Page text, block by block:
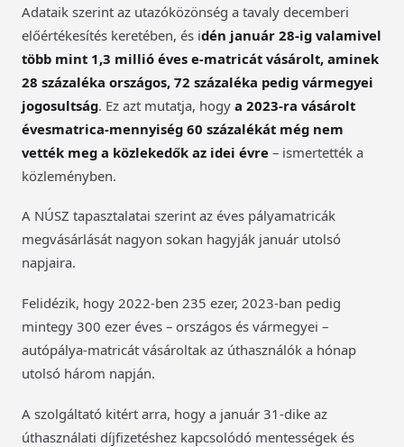
Adataik szerint az utazóközönség a tavaly decemberi
előértékesítés keretében, és idén január 28-ig valamivel
több mint 1,3 millió éves e-matricát vásárolt, aminek
28 százaléka országos, 72 százaléka pedig vármegyei
jogosultság. Ez azt mutatja, hogy a 2023-ra vásárolt
évesmatrica-mennyiség 60 százalékát még nem
vették meg a közlekedők az idei évre – ismertették a
közleményben.
A NÚSZ tapasztalatai szerint az éves pályamatricák
megvásárlását nagyon sokan hagyják január utolsó
napjaira.
Felidézik, hogy 2022-ben 235 ezer, 2023-ban pedig
mintegy 300 ezer éves – országos és vármegyei –
autópálya-matricát vásároltak az úthasználók a hónap
utolsó három napján.
A szolgáltató kitért arra, hogy a január 31-dike az
úthasználati díjfizetéshez kapcsolódó mentességek és